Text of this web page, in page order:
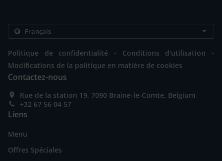
Politique de confidentialité . Conditions d'utilisation .
Modifications de la politique en matière de cookies
Contactez-nous
Rue de la station 19, 7090 Braine-le-Comte, Belgium
+32 67 56 04 57
Liens
Menu
Offres Spéciales